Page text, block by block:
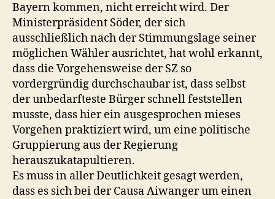
Bayern kommen, nicht erreicht wird. Der
Ministerpräsident Söder, der sich
ausschließlich nach der Stimmungslage seiner
möglichen Wähler ausrichtet, hat wohl erkannt,
dass die Vorgehensweise der SZ so
vordergründig durchschaubar ist, dass selbst
der unbedarfteste Bürger schnell feststellen
musste, dass hier ein ausgesprochen mieses
Vorgehen praktiziert wird, um eine politische
Gruppierung aus der Regierung
herauszukatapultieren.
Es muss in aller Deutlichkeit gesagt werden,
dass es sich bei der Causa Aiwanger um einen